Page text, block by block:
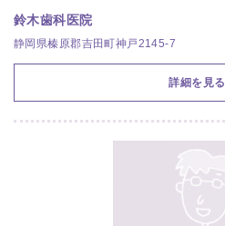
鈴木歯科医院
静岡県榛原郡吉田町神戸2145-7
詳細を見る